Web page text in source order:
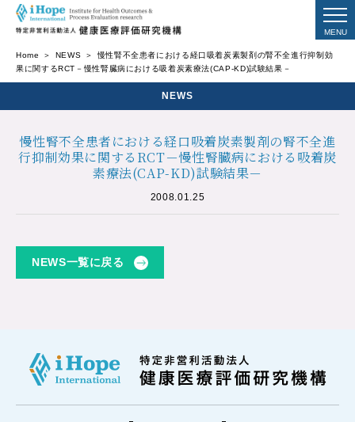
Home NEWS
慢性腎不全患者における経口吸着炭素製剤の腎不全進行抑制効
果に関するRCT－慢性腎臓病における吸着炭素療法(CAP-KD)試験結果－
NEWS
慢性腎不全患者における経口吸着炭素製剤の腎不全進
行抑制効果に関するRCT－慢性腎臓病における吸着炭
素療法(CAP-KD)試験結果－
2008.01.25
NEWS一覧に戻る